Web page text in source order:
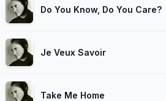
Do You Know, Do You Care?
Je Veux Savoir
Take Me Home